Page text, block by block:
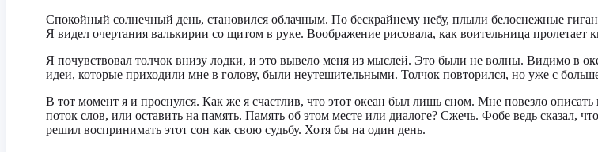
Спокойный солнечный день, становился облачным. По бескрайнему небу, плыли белоснежные
Я видел очертания валькирии со щитом в руке. Воображение рисовала, как воительница
Я почувствовал толчок внизу лодки, и это вывело меня из мыслей. Это были не волны. Видимо в
идеи, которые приходили мне в голову, были неутешительными. Толчок повторился, но уже с
В тот момент я и проснулся. Как же я счастлив, что этот океан был лишь сном. Мне повезло
поток слов, или оставить на память. Память об этом месте или диалоге? Сжечь. Фобе ведь сказал,
решил воспринимать этот сон как свою судьбу. Хотя бы на один день.